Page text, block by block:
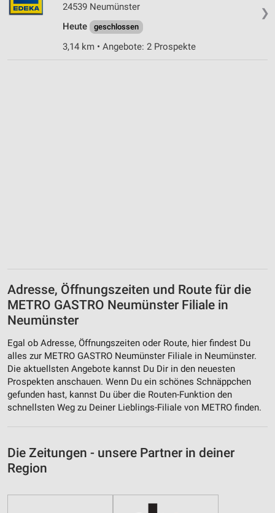
❯
24539 Neumünster
Heute
geschlossen
3,14 km • Angebote: 2 Prospekte
Adresse, Öffnungszeiten und Route für die
METRO GASTRO Neumünster Filiale in
Neumünster
Egal ob Adresse, Öffnungszeiten oder Route, hier findest Du
alles zur METRO GASTRO Neumünster Filiale in Neumünster.
Die aktuellsten Angebote kannst Du Dir in den neuesten
Prospekten anschauen. Wenn Du ein schönes Schnäppchen
gefunden hast, kannst Du über die Routen-Funktion den
schnellsten Weg zu Deiner Lieblings-Filiale von METRO finden.
Die Zeitungen - unsere Partner in deiner
Region